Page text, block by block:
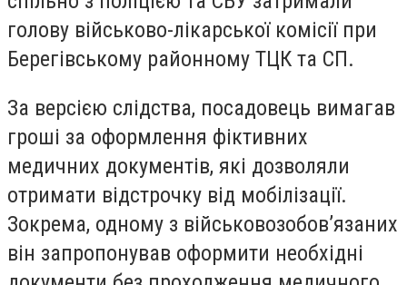
голову військово-лікарської комісії при
Берегівському районному ТЦК та СП.
За версією слідства, посадовець вимагав
гроші за оформлення фіктивних
медичних документів, які дозволяли
отримати відстрочку від мобілізації.
Зокрема, одному з військовозобов’язаних
він запропонував оформити необхідні